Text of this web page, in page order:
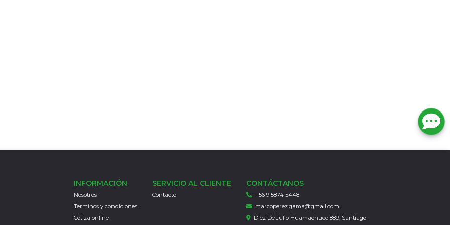
INFORMACIÓN
Nosotros
Terminos y condiciones
Cotiza online
SERVICIO AL CLIENTE
Contacto
CONTÁCTANOS
+56 9 5874 5448
marcoperez.gama@gmail.com
Diez De Julio Huamachuco 889, Santiago